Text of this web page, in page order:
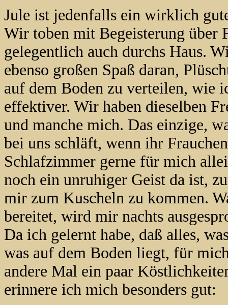
Jule ist jedenfalls ein wirklich
Wir toben mit Begeisterung über
gelegentlich auch durchs Haus.
ebenso großen Spaß daran,
auf dem Boden zu verteilen, wie
effektiver. Wir haben dieselben
und manche mich. Das einzige,
bei uns schläft, wenn ihr
Schlafzimmer gerne für mich
noch ein unruhiger Geist da ist,
mir zum Kuscheln zu kommen.
bereitet, wird mir nachts
Da ich gelernt habe, daß alles,
was auf dem Boden liegt, für
andere Mal ein paar
erinnere ich mich besonders gut: